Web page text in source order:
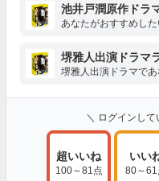
池井戸潤原作ドラ
あなたがおすすめし
堺雅人出演ドラマ
堺雅人出演ドラマで
＼ ログインして
超いいね
100～81点
いい
80～61